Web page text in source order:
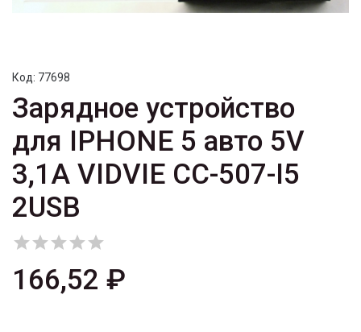
Код: 77698
Зарядное устройство
для IPHONE 5 авто 5V
3,1A VIDVIE CC-507-I5
2USB

166,52 ₽